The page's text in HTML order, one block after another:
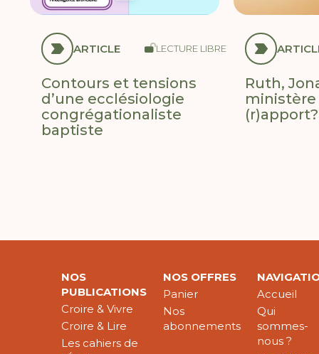
ARTICLE LECTURE LIBRE
Contours et tensions
d’une ecclésiologie
congrégationaliste
baptiste
Ruth,
ministère
(r)apport?
NOS
PUBLICATIONS
Croire & Vivre
Croire & Lire
Les cahiers de
NOS OFFRES
Panier
Nos
abonnements
Accueil
Qui
sommes-
nous ?